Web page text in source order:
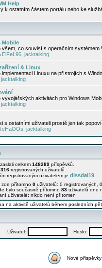
Help
k ostatním částem portálu nebo ke
Mobile
všem, co souvisí s operačním systémem
EiFeL96 jacktalking
& Linux
implementaci Linuxu na přístrojích s
jacktalking
vývojářských aktivitách pro Windows
jacktalking
s ostatními uživateli prostě jen tak
cHaOOs jacktalking
celkem 148289 příspěvků.
registrovaných uživatelů.
registrovaným uživatelem je dissdal19
zde přítomno 0 uživatelů: 0 registrovaných,
bylo současně přítomno 83 uživatelů dne
uživatelé: nikdo není přítomen
na aktivitě uživatelů během posledních
Uživatel: Heslo:
Nové příspěvky